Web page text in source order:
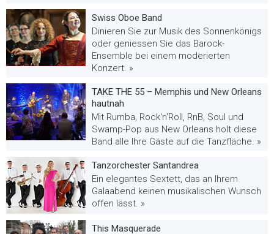
Swiss Oboe Band
Dinieren Sie zur Musik des Sonnenkönigs
oder geniessen Sie das Barock-
Ensemble bei einem moderierten
Konzert. »
TAKE THE 55 – Memphis und New Orleans
hautnah
Mit Rumba, Rock'n'Roll, RnB, Soul und
Swamp-Pop aus New Orleans holt diese
Band alle Ihre Gäste auf die Tanzfläche. »
Tanzorchester Santandrea
Ein elegantes Sextett, das an Ihrem
Galaabend keinen musikalischen Wunsch
offen lässt. »
This Masquerade